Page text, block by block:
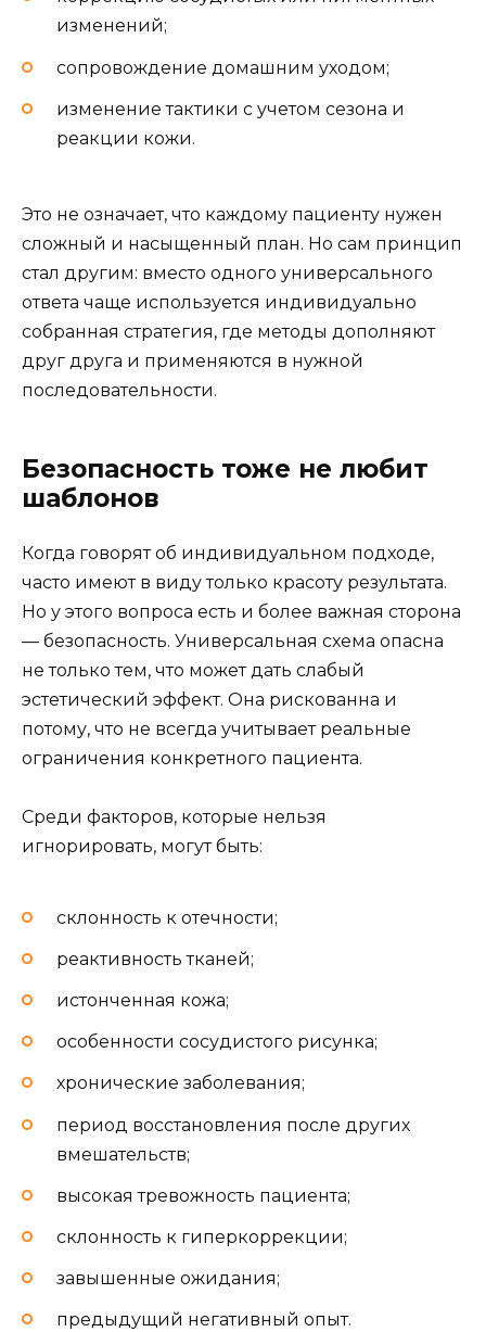
изменений;
сопровождение домашним уходом;
изменение тактики с учетом сезона и
реакции кожи.
Это не означает, что каждому пациенту нужен
сложный и насыщенный план. Но сам принцип
стал другим: вместо одного универсального
ответа чаще используется индивидуально
собранная стратегия, где методы дополняют
друг друга и применяются в нужной
последовательности.
Безопасность тоже не любит
шаблонов
Когда говорят об индивидуальном подходе,
часто имеют в виду только красоту результата.
Но у этого вопроса есть и более важная сторона
— безопасность. Универсальная схема опасна
не только тем, что может дать слабый
эстетический эффект. Она рискованна и
потому, что не всегда учитывает реальные
ограничения конкретного пациента.
Среди факторов, которые нельзя
игнорировать, могут быть:
склонность к отечности;
реактивность тканей;
истонченная кожа;
особенности сосудистого рисунка;
хронические заболевания;
период восстановления после других
вмешательств;
высокая тревожность пациента;
склонность к гиперкоррекции;
завышенные ожидания;
предыдущий негативный опыт.